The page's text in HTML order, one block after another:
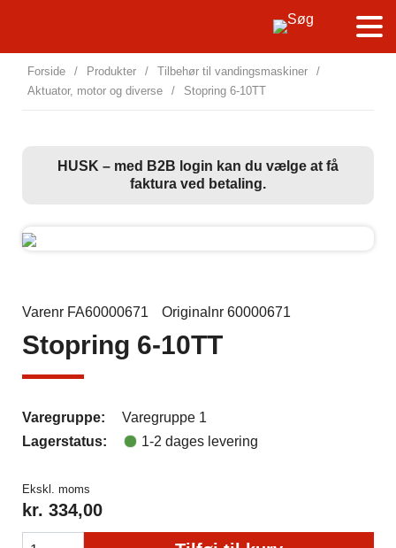
Forside / Produkter / Tilbehør til vandingsmaskiner
/
Aktuator, motor og diverse
/ Stopring 6-10TT
HUSK – med B2B login kan du vælge at få
faktura ved betaling.
Varenr FA60000671 Originalnr 60000671
Stopring 6-10TT
Varegruppe:
Varegruppe 1
Lagerstatus:
1-2 dages levering
Ekskl. moms
kr. 334,00